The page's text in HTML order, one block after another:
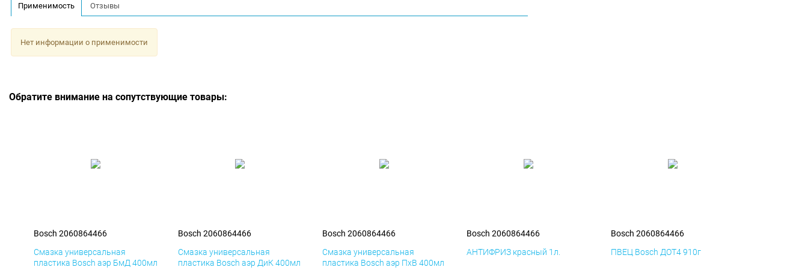
Применимость Отзывы
Нет информации о применимости
Обратите внимание на сопутствующие товары:
Bosch 2060864466
Смазка универсальная
пластика Bosch аэр БмД 400мл
Bosch 2060864466
Смазка универсальная
пластика Bosch аэр ДиК 400мл
Bosch 2060864466
Смазка универсальная
пластика Bosch аэр ПхВ 400мл
Bosch 2060864466
АНТИФРИЗ красный 1л.
Bosch 2060864466
ПВЕЦ Bosch ДОТ4 910г